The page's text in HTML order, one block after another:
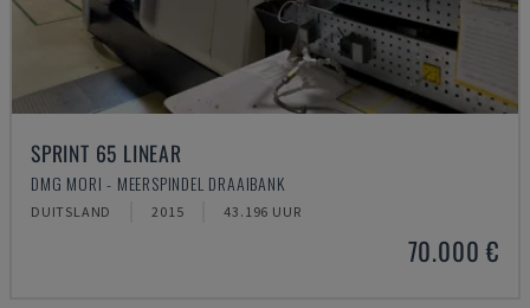
SPRINT 65 LINEAR
DMG MORI - MEERSPINDEL DRAAIBANK
DUITSLAND 2015 43.196 UUR
70.000 €